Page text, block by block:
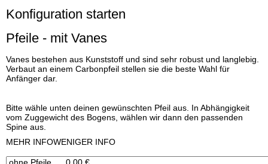
Konfiguration starten
Pfeile - mit Vanes
Vanes bestehen aus Kunststoff und sind sehr robust und langlebig.
Verbaut an einem Carbonpfeil stellen sie die beste Wahl für
Anfänger dar.
Bitte wähle unten deinen gewünschten Pfeil aus. In Abhängigkeit
vom Zuggewicht des Bogens, wählen wir dann den passenden
Spine aus.
x
MEHR INFOWENIGER INFO